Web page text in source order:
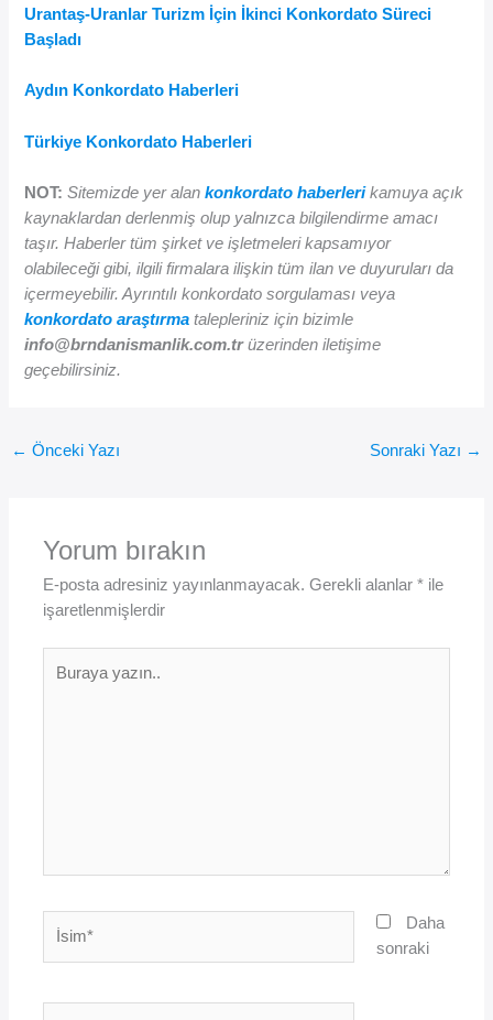
Urantaş-Uranlar Turizm İçin İkinci Konkordato Süreci
Başladı
Aydın Konkordato Haberleri
Türkiye Konkordato Haberleri
NOT:Sitemizde yer alankonkordato haberlerikamuya açık
kaynaklardan derlenmiş olup yalnızca bilgilendirme amacı
taşır. Haberler tüm şirket ve işletmeleri kapsamıyor
olabileceği gibi, ilgili firmalara ilişkin tüm ilan ve duyuruları da
içermeyebilir. Ayrıntılı konkordato sorgulaması veya
konkordato araştırma talepleriniz için bizimle
info@brndanismanlik.com.trüzerinden iletişime
geçebilirsiniz.
← Önceki Yazı Sonraki Yazı →
Yorum bırakın
E-posta adresiniz yayınlanmayacak. Gerekli alanlar* ile
işaretlenmişlerdir
yazın..
Daha
sonraki